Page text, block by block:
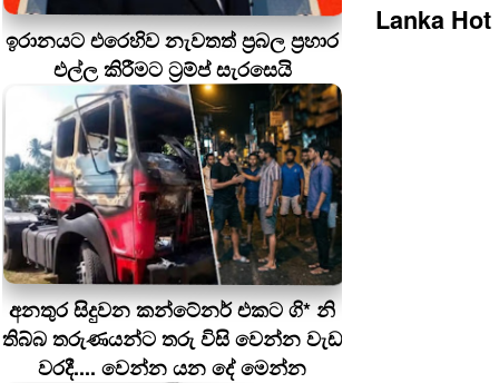
ඉරානයට එරෙහිව නැවතත් ප්‍රබල ප්‍රහාර
එල්ල කිරීමට ට්‍රම්ප් සැරසෙයි
අනතුර සිදුවන කන්ටේනර් එකට ගි* නි
තිබ්බ තරුණයන්ට තරු විසි වෙන්න වැඩ
වරදී.... වෙන්න යන දේ මෙන්න
Lanka